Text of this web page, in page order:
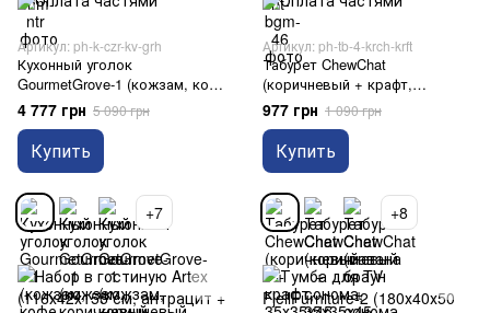
Артикул: ph-k-czr-kv-grh
Кухонный уголок
GourmetGrove-1 (кожзам, кофе
+ орех, 150х110 см)
4 777 грн 5 090 грн
Купить
+7
Артикул: ph-tb-4-krch-krft
Табурет ChewChat
(коричневый + крафт,
35х35х45 см)
977 грн 1 090 грн
Купить
+8